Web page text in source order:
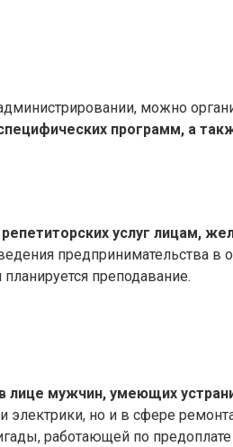
можно
программ, а
услуг лицам,
предпринимательства в
преподавание.
лице мужчин, умеющих
электрики, но и в сфере
работающей по